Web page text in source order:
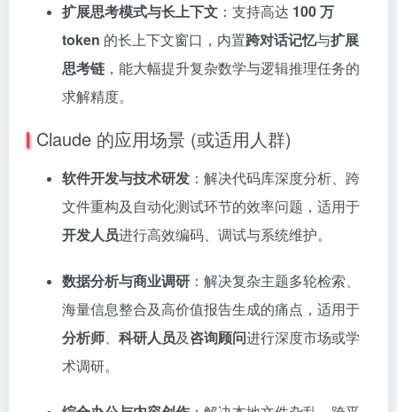
扩展思考模式与长上下文 ：支持高达 100 万
token 的长上下文窗口，内置跨对话记忆与扩展
思考链 ，能大幅提升复杂数学与逻辑推理任务的
求解精度。
Claude 的应用场景 (或适用人群)
软件开发与技术研发 ：解决代码库深度分析、跨
文件重构及自动化测试环节的效率问题，适用于
开发人员进行高效编码、调试与系统维护。
数据分析与商业调研 ：解决复杂主题多轮检索、
海量信息整合及高价值报告生成的痛点，适用于
分析师、 科研人员及咨询顾问进行深度市场或学
术调研。